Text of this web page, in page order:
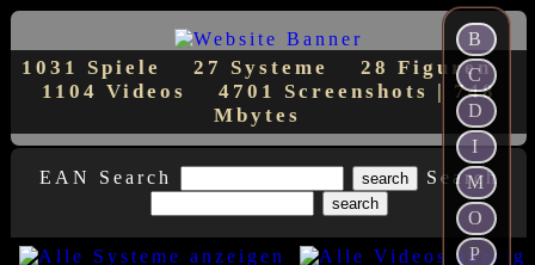
1031 Spiele 27 Systeme
28 Figuren
1104 Videos
4701 Screenshots | 748
Mbytes
EAN Search Search
B
C
D
I
M
O
P